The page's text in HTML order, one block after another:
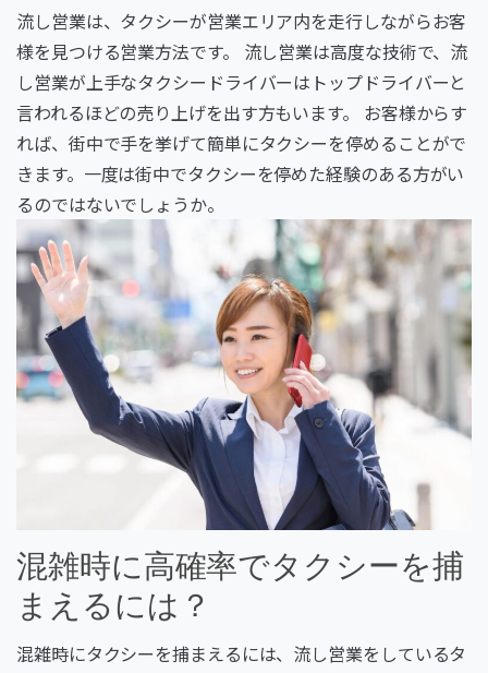
流し営業は、タクシーが営業エリア内を走行しながらお客
様を見つける営業方法です。 流し営業は高度な技術で、流
し営業が上手なタクシードライバーはトップドライバーと
言われるほどの売り上げを出す方もいます。 お客様からす
れば、街中で手を挙げて簡単にタクシーを停めることがで
きます。一度は街中でタクシーを停めた経験のある方がい
るのではないでしょうか。
混雑時に高確率でタクシーを捕
まえるには？
混雑時にタクシーを捕まえるには、流し営業をしているタ